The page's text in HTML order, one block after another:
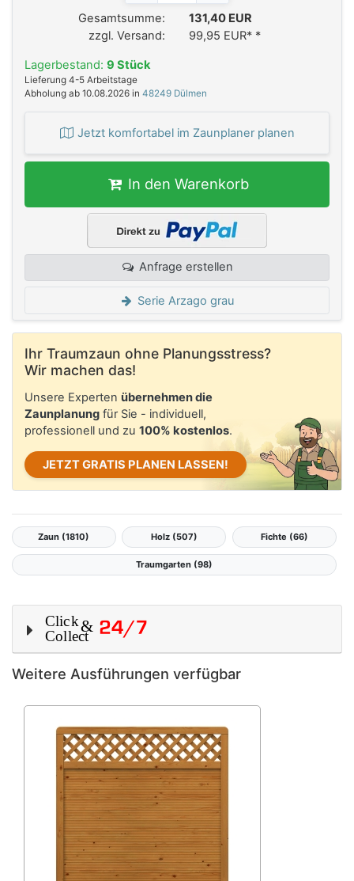
Gesamtsumme:
131,40 EUR
zzgl. Versand:
99,95 EUR* *
Lagerbestand: 9 Stück
Lieferung 4-5 Arbeitstage
Abholung ab 10.08.2026 in 48249 Dülmen
Jetzt komfortabel im Zaunplaner planen
In den Warenkorb
Anfrage erstellen
Serie Arzago grau
Ihr Traumzaun ohne Planungsstress?
Wir machen das!
Unsere Experten übernehmen die
Zaunplanungfür Sie - individuell,
professionell und zu 100% kostenlos.
JETZT GRATIS PLANEN LASSEN!
Zaun (1810) Holz (507) Fichte (66)
Traumgarten (98)
Weitere Ausführungen verfügbar